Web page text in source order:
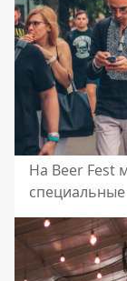
На Beer Fest
специальные